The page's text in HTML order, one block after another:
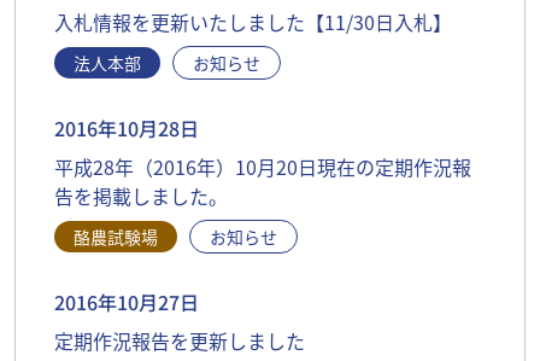
入札情報を更新いたしました【11/30日入札】
法人本部 お知らせ
2016年10月28日
平成28年（2016年）10月20日現在の定期作況報
告を掲載しました。
酪農試験場 お知らせ
2016年10月27日
定期作況報告を更新しました